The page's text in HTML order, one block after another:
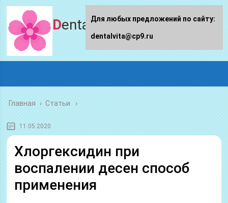
Dentalvita.ru
Главная › Статьи
11.05.2020
Хлоргексидин при
воспалении десен способ
применения
Для любых предложений по сайту:
dentalvita@cp9.ru